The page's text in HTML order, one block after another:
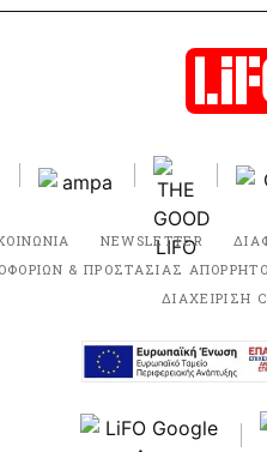
NEWSLETTER
& ΠΡΟΣΤΑΣΙΑΣ
ΔΙΑΧΕΙΡΙΣΗ